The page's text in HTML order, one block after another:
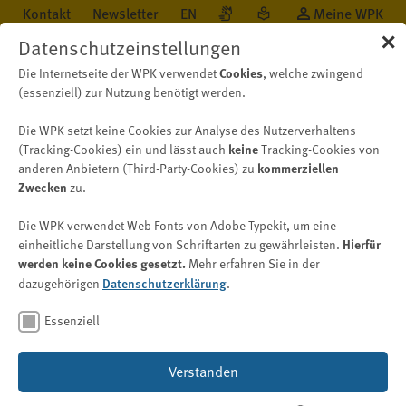
Kontakt Newsletter EN Meine WPK
Beruf Qualitätskontrolle Fortbildung Prüfer für Qualitätskontrolle
Neuerung bei der
Fortbildungsverpflichtung
Bild: © Supatman – stock.adobe.com
Nach dem APAReG müssen nun auch nicht
✕
Datenschutzeinstellungen
Die Internetseite der WPK verwendetCookies, welche zwingend
(essenziell) zur Nutzung benötigt werden.
Die WPK setzt keine Cookies zur Analyse des Nutzerverhaltens
(Tracking-Cookies) ein und lässt auch keineTracking-Cookies von
anderen Anbietern (Third-Party-Cookies) zu kommerziellen
Zwecken zu.
Die WPK verwendet Web Fonts von Adobe Typekit, um eine
einheitliche Darstellung von Schriftarten zu gewährleisten. Hierfür
werden keine Cookies gesetzt. Mehr erfahren Sie in der
dazugehörigen Datenschutzerklärung.
Essenziell
Verstanden